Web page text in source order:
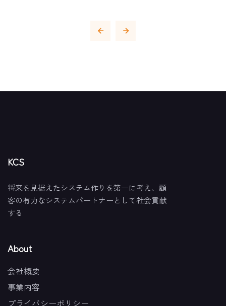
KCS
将来を見据えたシステム作りを第一に考え、顧
客の有力なシステムパートナーとして社会貢献
する
About
会社概要
事業内容
プライバシーポリシー